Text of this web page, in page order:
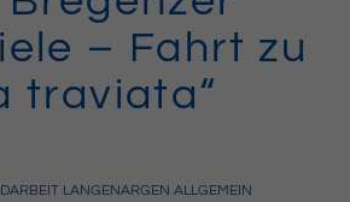
– Fahrt zu
traviata“
LANGENARGEN ALLGEMEIN